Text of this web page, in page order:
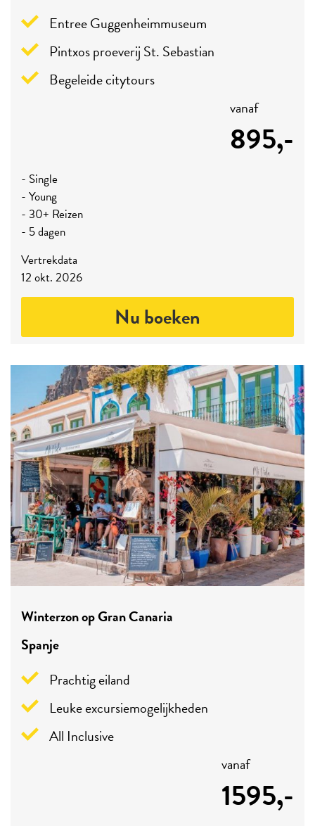
Entree Guggenheimmuseum
Pintxos proeverij St. Sebastian
Begeleide citytours
vanaf
895,-
- Single
- Young
- 30+ Reizen
- 5 dagen
Vertrekdata
12 okt. 2026
Nu boeken
Winterzon op Gran Canaria
Spanje
Prachtig eiland
Leuke excursiemogelijkheden
All Inclusive
vanaf
1595,-